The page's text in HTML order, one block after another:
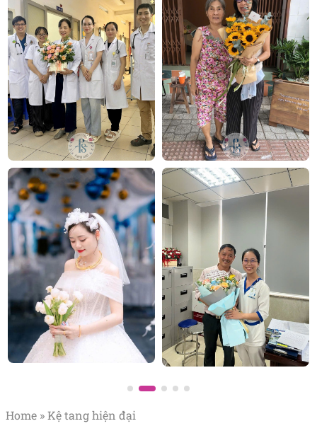
Home »Kệ tang hiện đại